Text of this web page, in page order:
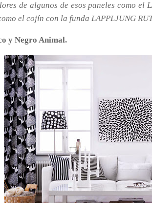
de algunos de esos paneles como el
el cojín con la funda LAPPLJUNG
y Negro Animal.